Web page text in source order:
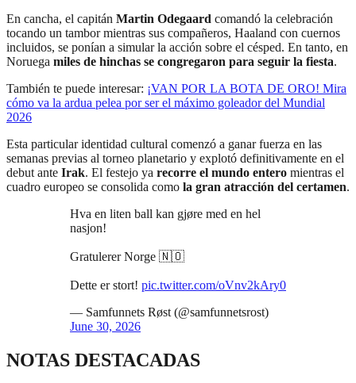
En cancha, el capitán Martin Odegaard comandó la celebración
tocando un tambor mientras sus compañeros, Haaland con cuernos
incluidos, se ponían a simular la acción sobre el césped. En tanto, en
Noruega miles de hinchas se congregaron para seguir la fiesta.
También te puede interesar: ¡VAN POR LA BOTA DE ORO! Mira
cómo va la ardua pelea por ser el máximo goleador del Mundial
2026
Esta particular identidad cultural comenzó a ganar fuerza en las
semanas previas al torneo planetario y explotó definitivamente en el
debut ante Irak. El festejo ya recorre el mundo entero mientras el
cuadro europeo se consolida como la gran atracción del certamen.
Hva en liten ball kan gjøre med en hel
nasjon!
Gratulerer Norge 🇳🇴
Dette er stort! pic.twitter.com/oVnv2kAry0
— Samfunnets Røst (@samfunnetsrost)
June 30, 2026
NOTAS DESTACADAS